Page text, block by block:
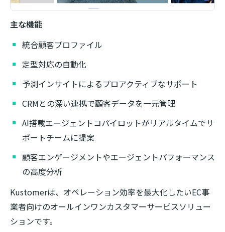
主な機能
統合顧客プロファイル
定型対応の自動化
予測インサイトによるプロアクティブなサポート
CRMとの深い連携で顧客データを一元管理
AI搭載エージェントコパイロットがリアルタイムでサ
ポートチームに提案
顧客エンゲージメントやエージェントパフォーマンス
の高度分析
Kustomerは、オペレーション効率を最大化したいEC事
業者向けのオールインワンカスタマーサービスソリュー
ションです。